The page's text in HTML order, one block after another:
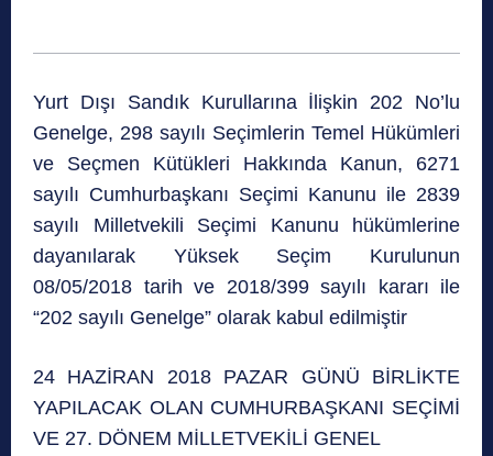
Yurt Dışı Sandık Kurullarına İlişkin 202 No’lu
Genelge, 298 sayılı Seçimlerin Temel Hükümleri
ve Seçmen Kütükleri Hakkında Kanun, 6271
sayılı Cumhurbaşkanı Seçimi Kanunu ile 2839
sayılı Milletvekili Seçimi Kanunu hükümlerine
dayanılarak Yüksek Seçim Kurulunun
08/05/2018 tarih ve 2018/399 sayılı kararı ile
“202 sayılı Genelge” olarak kabul edilmiştir
24 HAZİRAN 2018 PAZAR GÜNÜ BİRLİKTE
YAPILACAK OLAN CUMHURBAŞKANI SEÇİMİ
VE 27. DÖNEM MİLLETVEKİLİ GENEL